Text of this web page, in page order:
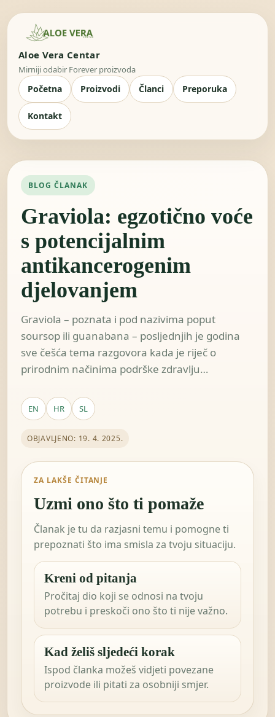
Aloe Vera Centar
Mirniji odabir Forever proizvoda
Početna Proizvodi Članci Preporuka
Kontakt
BLOG ČLANAK
Graviola: egzotično voće
s potencijalnim
antikancerogenim
djelovanjem
Graviola – poznata i pod nazivima poput
soursop ili guanabana – posljednjih je godina
sve češća tema razgovora kada je riječ o
prirodnim načinima podrške zdravlju…
EN HR SL
OBJAVLJENO: 19. 4. 2025.
ZA LAKŠE ČITANJE
Uzmi ono što ti pomaže
Članak je tu da razjasni temu i pomogne ti
prepoznati što ima smisla za tvoju situaciju.
Kreni od pitanja
Pročitaj dio koji se odnosi na tvoju
potrebu i preskoči ono što ti nije važno.
Kad želiš sljedeći korak
Ispod članka možeš vidjeti povezane
proizvode ili pitati za osobniji smjer.